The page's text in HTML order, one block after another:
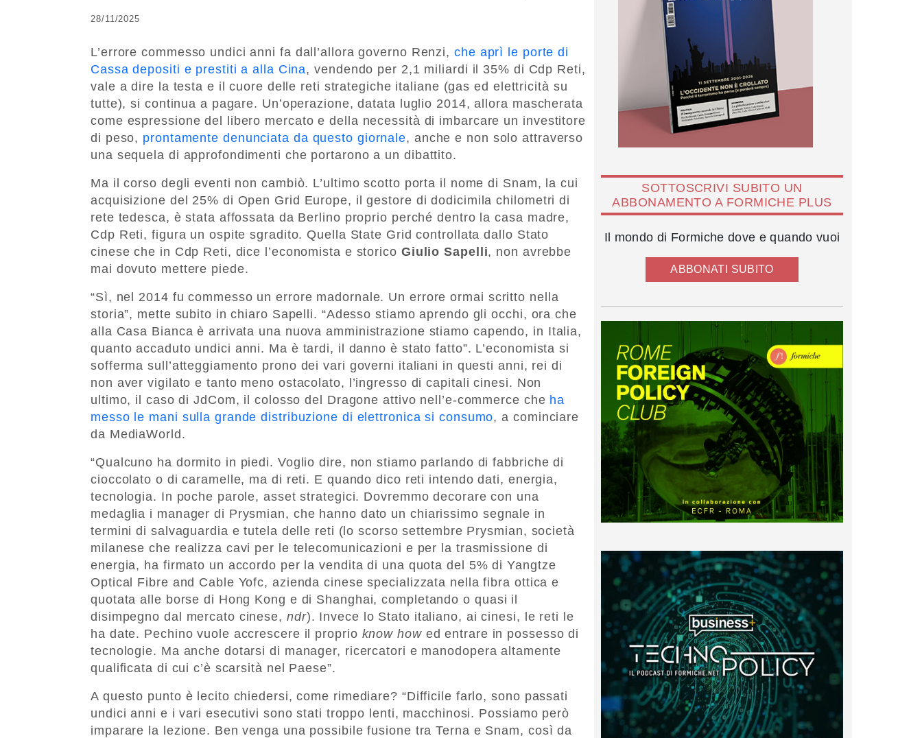
28/11/2025
L’errore commesso undici anni fa dall’allora governo Renzi, che aprì le porte di
Cassa depositi e prestiti a alla Cina, vendendo per 2,1 miliardi il 35% di Cdp Reti,
vale a dire la testa e il cuore delle reti strategiche italiane (gas ed elettricità su
tutte), si continua a pagare. Un’operazione, datata luglio 2014, allora mascherata
come espressione del libero mercato e della necessità di imbarcare un investitore
di peso, prontamente denunciata da questo giornale, anche e non solo attraverso
una sequela di approfondimenti che portarono a un dibattito.
Ma il corso degli eventi non cambiò. L’ultimo scotto porta il nome di Snam, la cui
acquisizione del 25% di Open Grid Europe, il gestore di dodicimila chilometri di
rete tedesca, è stata affossata da Berlino proprio perché dentro la casa madre,
Cdp Reti, figura un ospite sgradito. Quella State Grid controllata dallo Stato
cinese che in Cdp Reti, dice l’economista e storico Giulio Sapelli, non avrebbe
mai dovuto mettere piede.
“Sì, nel 2014 fu commesso un errore madornale. Un errore ormai scritto nella
storia”, mette subito in chiaro Sapelli. “Adesso stiamo aprendo gli occhi, ora che
alla Casa Bianca è arrivata una nuova amministrazione stiamo capendo, in Italia,
quanto accaduto undici anni. Ma è tardi, il danno è stato fatto”. L’economista si
sofferma sull’atteggiamento prono dei vari governi italiani in questi anni, rei di
non aver vigilato e tanto meno ostacolato, l’ingresso di capitali cinesi. Non
ultimo, il caso di JdCom, il colosso del Dragone attivo nell’e-commerce che ha
messo le mani sulla grande distribuzione di elettronica si consumo, a cominciare
da MediaWorld.
“Qualcuno ha dormito in piedi. Voglio dire, non stiamo parlando di fabbriche di
cioccolato o di caramelle, ma di reti. E quando dico reti intendo dati, energia,
tecnologia. In poche parole, asset strategici. Dovremmo decorare con una
medaglia i manager di Prysmian, che hanno dato un chiarissimo segnale in
termini di salvaguardia e tutela delle reti (lo scorso settembre Prysmian, società
milanese che realizza cavi per le telecomunicazioni e per la trasmissione di
energia, ha firmato un accordo per la vendita di una quota del 5% di Yangtze
Optical Fibre and Cable Yofc, azienda cinese specializzata nella fibra ottica e
quotata alle borse di Hong Kong e di Shanghai, completando o quasi il
disimpegno dal mercato cinese, ndr). Invece lo Stato italiano, ai cinesi, le reti le
ha date. ​Pechino vuole accrescere il proprio know howed entrare in possesso di
tecnologie. Ma anche dotarsi di manager, ricercatori e manodopera altamente
qualificata di cui c’è scarsità nel Paese”.
A questo punto è lecito chiedersi, come rimediare? “Difficile farlo, sono passati
undici anni e i vari esecutivi sono stati troppo lenti, macchinosi. Possiamo però
imparare la lezione. Ben venga una possibile fusione tra Terna e Snam, così da
SOTTOSCRIVI SUBITO UN
ABBONAMENTO A FORMICHE PLUS
Il mondo di Formiche dove e quando vuoi
ABBONATI SUBITO